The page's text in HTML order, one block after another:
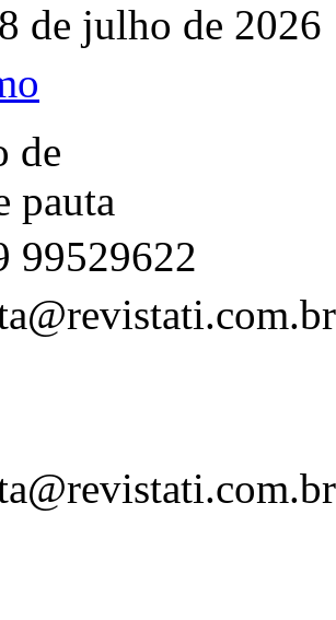
de julho de 2026
de
pauta
99529622